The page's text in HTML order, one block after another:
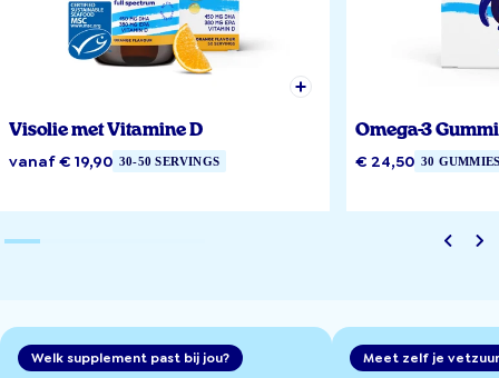
Visolie met Vitamine D
vanaf € 19,90 30-50 SERVINGS
Omega-3
€ 24,50 30
Welk supplement past bij jou? Meet zelf je